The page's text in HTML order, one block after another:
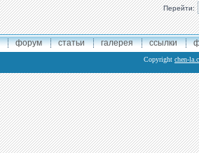
Перейти:
форум статьи галерея ссылки
Copyright chen-